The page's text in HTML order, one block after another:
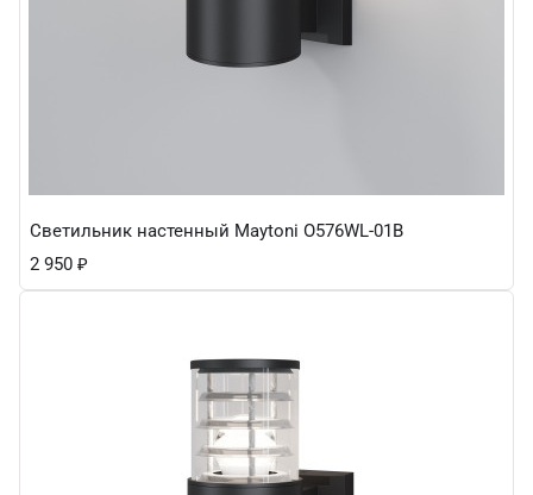
Светильник настенный Maytoni O576WL-01B
2 950 ₽